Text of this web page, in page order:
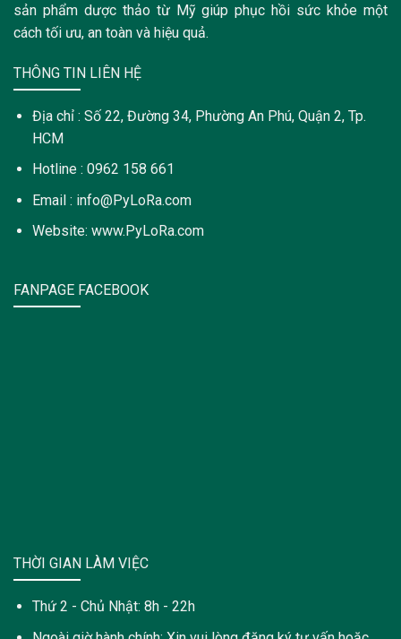
sản phẩm dược thảo từ Mỹ giúp phục hồi sức khỏe một
cách tối ưu, an toàn và hiệu quả.
THÔNG TIN LIÊN HỆ
Địa chỉ : Số 22, Đường 34, Phường An Phú, Quận 2, Tp.
HCM
Hotline : 0962 158 661
Email : info@PyLoRa.com
Website: www.PyLoRa.com
FANPAGE FACEBOOK
THỜI GIAN LÀM VIỆC
Thứ 2 - Chủ Nhật: 8h - 22h